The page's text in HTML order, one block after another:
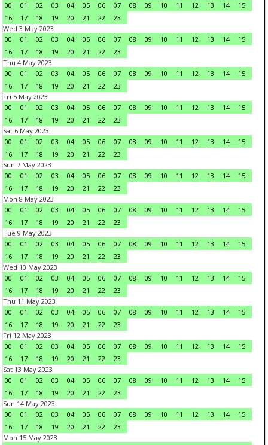
00
01 02 03 04 05 06 07 08 09 10 11 12 13 14
15
16
17 18 19 20 21 22
23
Wed 3 May 2023
00
01 02 03 04 05 06 07 08 09 10 11 12 13 14
15
16
17 18 19 20 21 22
23
Thu 4 May 2023
00
01 02 03 04 05 06 07 08 09 10 11 12 13 14
15
16
17 18 19 20 21 22
23
Fri 5 May 2023
00
01 02 03 04 05 06 07 08 09 10 11 12 13 14
15
16
17 18 19 20 21 22
23
Sat 6 May 2023
00
01 02 03 04 05 06 07 08 09 10 11 12 13 14
15
16
17 18 19 20 21 22
23
Sun 7 May 2023
00
01 02 03 04 05 06 07 08 09 10 11 12 13 14
15
16
17 18 19 20 21 22
23
Mon 8 May 2023
00
01 02 03 04 05 06 07 08 09 10 11 12 13 14
15
16
17 18 19 20 21 22
23
Tue 9 May 2023
00
01 02 03 04 05 06 07 08 09 10 11 12 13 14
15
16
17 18 19 20 21 22
23
Wed 10 May 2023
00
01 02 03 04 05 06 07 08 09 10 11 12 13 14
15
16
17 18 19 20 21 22
23
Thu 11 May 2023
00
01 02 03 04 05 06 07 08 09 10 11 12 13 14
15
16
17 18 19 20 21 22
23
Fri 12 May 2023
00
01 02 03 04 05 06 07 08 09 10 11 12 13 14
15
16
17 18 19 20 21 22
23
Sat 13 May 2023
00
01 02 03 04 05 06 07 08 09 10 11 12 13 14
15
16
17 18 19 20 21 22
23
Sun 14 May 2023
00
01 02 03 04 05 06 07 08 09 10 11 12 13 14
15
16
17 18 19 20 21 22
23
Mon 15 May 2023